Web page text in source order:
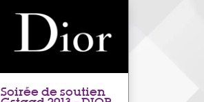
Soirée de soutien